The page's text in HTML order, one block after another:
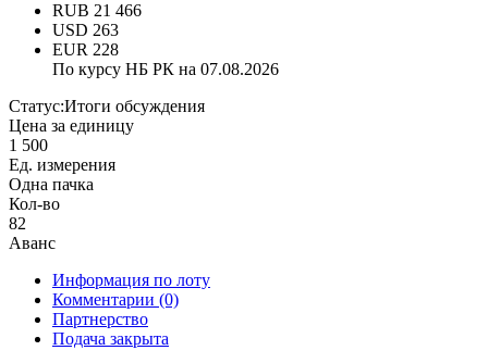
RUB 21 466
USD 263
EUR 228
По курсу НБ РК на 07.08.2026
Статус:Итоги обсуждения
Цена за единицу
1 500
Ед. измерения
Одна пачка
Кол-во
82
Аванс
Информация по лоту
Комментарии (0)
Партнерство
Подача закрыта